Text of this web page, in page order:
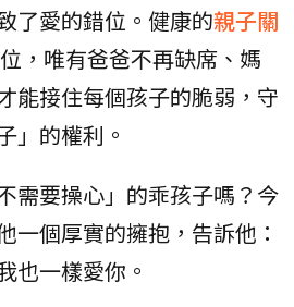
了愛的錯位。健康的親子關
，唯有爸爸不再缺席、媽
能接住每個孩子的脆弱，守
」的權利。
需要操心」的乖孩子嗎？今
一個厚實的擁抱，告訴他：
也一樣愛你。